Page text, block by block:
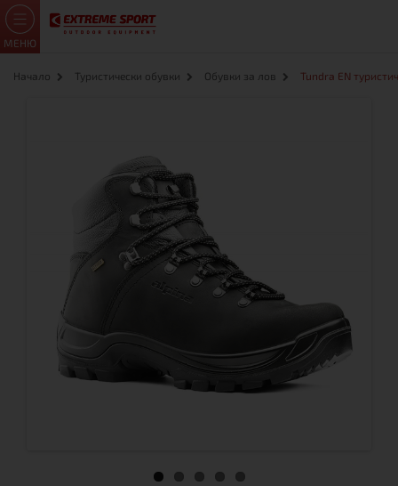
МЕНЮ
Начало Туристически обувки Обувки за лов Tundra EN